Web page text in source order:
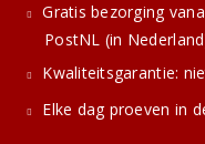
Gratis bezorging
PostNL (in
Kwaliteitsgarantie:
Elke dag proeven in